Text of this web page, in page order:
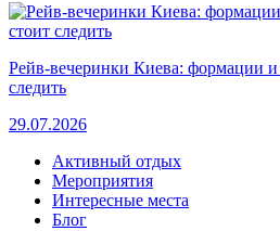
Рейв-вечеринки Киева: формации
следить
29.07.2026
Активный отдых
Мероприятия
Интересные места
Блог